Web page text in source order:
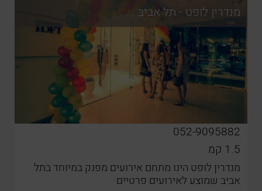
מנדרין לופט - תל אביב
052-9095882
1.5 קמ
מנדרין לופט הינו מתחם אירועים מפנק במיוחד בתל
אביב שמוצע לאירועים פרטיים